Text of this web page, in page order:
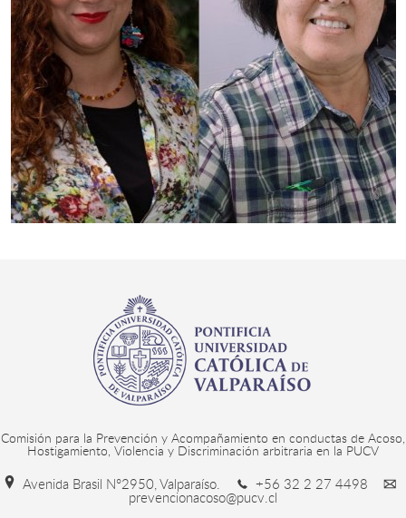
Comisión para la Prevención y Acompañamiento en conductas de Acoso,
Hostigamiento, Violencia y Discriminación arbitraria en la PUCV
Avenida Brasil N°2950, Valparaíso. +56 32 2 27 4498
prevencionacoso@pucv.cl